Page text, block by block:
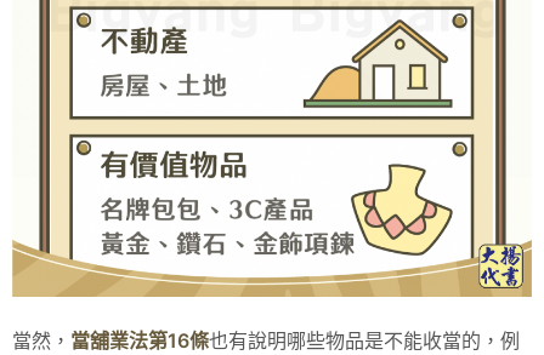
當然， 當舖業法第16條也有說明哪些物品是不能收當的，例